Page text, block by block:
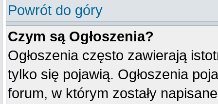
Powrót do góry
Czym są Ogłoszenia?
Ogłoszenia często zawierają
tylko się pojawią. Ogłoszenia
forum, w którym zostały